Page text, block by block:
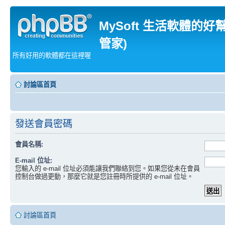
MySoft 生活軟體的好
管家)
所有好用的軟體都在這裡喔
討論區首頁
發送會員密碼
會員名稱:
E-mail 位址:
您輸入的 e-mail 位址必須能讓我們聯絡到您。如果您從未在會員
控制台做過更動，那麼它就是您註冊時所提供的 e-mail 位址。
討論區首頁